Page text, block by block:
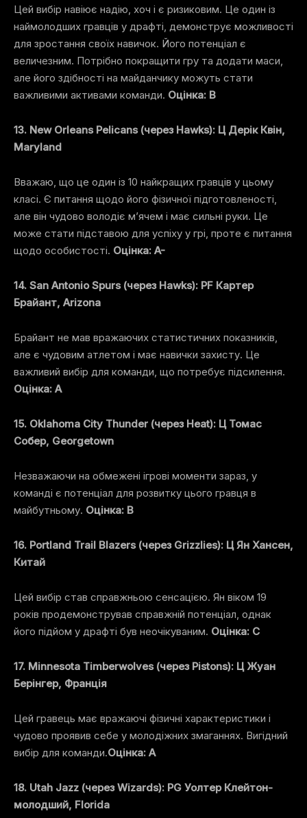
Цей вибір навіює надію, хоч і є ризиковим. Це один із
наймолодших гравців у драфті, демонструє можливості
для зростання своїх навичок. Його потенціал є
величезним. Потрібно покращити гру та додати маси,
але його здібності на майданчику можуть стати
важливими активами команди. Оцінка: B
13. New Orleans Pelicans (через Hawks): Ц Дерік Квін,
Maryland
Вважаю, що це один із 10 найкращих гравців у цьому
класі. Є питання щодо його фізичної підготовленості,
але він чудово володіє м’ячем і має сильні руки. Це
може стати підставою для успіху у грі, проте є питання
щодо особистості. Оцінка: A-
14. San Antonio Spurs (через Hawks): PF Картер
Брайант, Arizona
Брайант не мав вражаючих статистичних показників,
але є чудовим атлетом і має навички захисту. Це
важливий вибір для команди, що потребує підсилення.
Оцінка: A
15. Oklahoma City Thunder (через Heat): Ц Томас
Собер, Georgetown
Незважаючи на обмежені ігрові моменти зараз, у
команді є потенціал для розвитку цього гравця в
майбутньому. Оцінка: B
16. Portland Trail Blazers (через Grizzlies): Ц Ян Хансен,
Китай
Цей вибір став справжньою сенсацією. Ян віком 19
років продемонстру­вав справжній потенціал, однак
його підйом у драфті був неочікуваним. Оцінка: C
17. Minnesota Timberwolves (через Pistons): Ц Жуан
Берінгер, Франція
Цей гравець має вражаючі фізичні характеристики і
чудово проявив себе у молодіжних змаганнях. Вигідний
вибір для команди.Оцінка: A
18. Utah Jazz (через Wizards): PG Уолтер Клейтон-
молодший, Florida